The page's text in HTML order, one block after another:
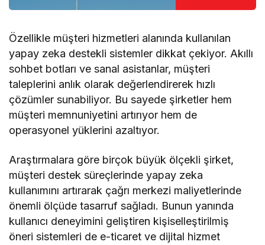
Özellikle müşteri hizmetleri alanında kullanılan
yapay zeka destekli sistemler dikkat çekiyor. Akıllı
sohbet botları ve sanal asistanlar, müşteri
taleplerini anlık olarak değerlendirerek hızlı
çözümler sunabiliyor. Bu sayede şirketler hem
müşteri memnuniyetini artırıyor hem de
operasyonel yüklerini azaltıyor.
Araştırmalara göre birçok büyük ölçekli şirket,
müşteri destek süreçlerinde yapay zeka
kullanımını artırarak çağrı merkezi maliyetlerinde
önemli ölçüde tasarruf sağladı. Bunun yanında
kullanıcı deneyimini geliştiren kişiselleştirilmiş
öneri sistemleri de e-ticaret ve dijital hizmet